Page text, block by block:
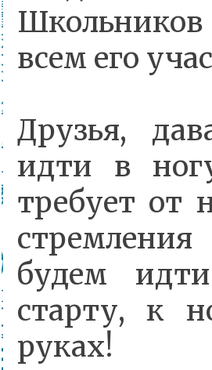
всем его
Друзья,
идти в
требует от
будем
старту, к
руках!